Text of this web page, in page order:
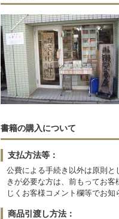
書籍の購入について
支払方法等：
公費による手続き以外は原則
きが必要な方は、前もってお
じくお客様コメント欄等でお知
商品引渡し方法：